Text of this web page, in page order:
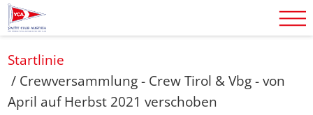
Startlinie
/ Crewversammlung - Crew Tirol & Vbg - von
April auf Herbst 2021 verschoben